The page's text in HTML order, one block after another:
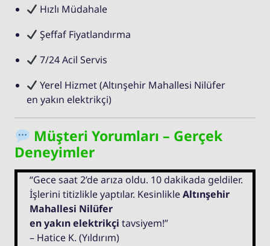
Hızlı Müdahale
Şeffaf Fiyatlandırma
7/24 Acil Servis
Yerel Hizmet (Altınşehir Mahallesi Nilüfer
en yakın elektrikçi)
Müşteri Yorumları – Gerçek
Deneyimler
“Gece saat 2’de arıza oldu. 10 dakikada geldiler.
İşlerini titizlikle yaptılar. KesinlikleAltınşehir
Mahallesi Nilüfer
en yakın elektrikçi tavsiyem!”
– Hatice K. (Yıldırım)